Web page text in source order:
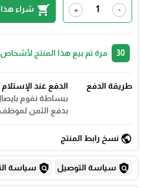
-
+
shopping_cart شراء هذا
مرة تم بيع هذا المنتج
طريقة الدفع
الدفع عند الإستلام
ببساطة نقوم
بدفع الثمن
public نسخ رابط المنتج
policy سياسة التوصيل policy سياسة